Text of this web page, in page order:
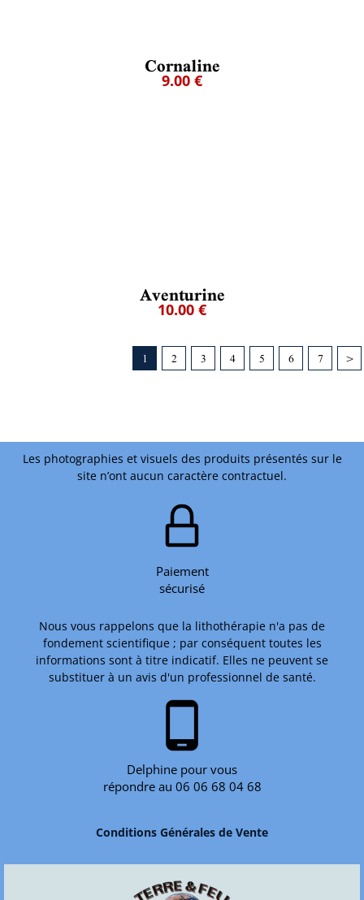
Cornaline
9.00 €
Aventurine
10.00 €
1 2 3 4 5 6 7 >
Les photographies et visuels des produits présentés sur le
site n’ont aucun caractère contractuel.
Paiement
sécurisé
Nous vous rappelons que la lithothérapie n'a pas de
fondement scientifique ; par conséquent toutes les
informations sont à titre indicatif. Elles ne peuvent se
substituer à un avis d'un professionnel de santé.
phone_android
Delphine pour vous
répondre au 06 06 68 04 68
Conditions Générales de Vente